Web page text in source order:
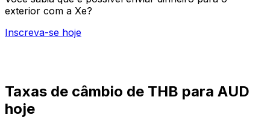
exterior com a Xe?
Inscreva-se hoje
Taxas de câmbio de THB para AUD
hoje